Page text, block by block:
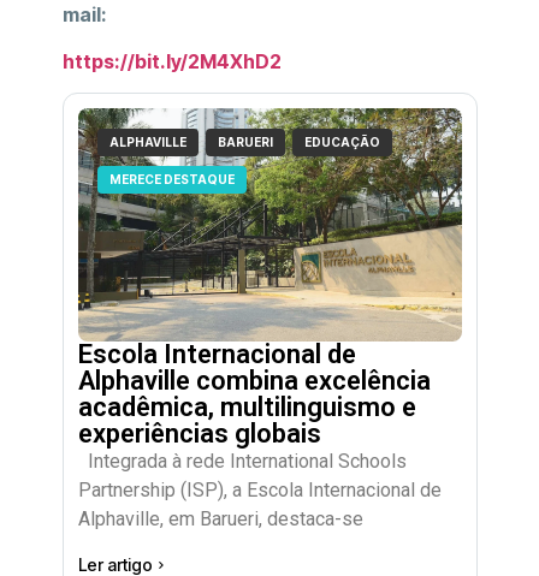
mail:
https://bit.ly/2M4XhD2
ALPHAVILLE BARUERI EDUCAÇÃO
MERECE DESTAQUE
Escola Internacional de
Alphaville combina excelência
acadêmica, multilinguismo e
experiências globais
Integrada à rede International Schools
Partnership (ISP), a Escola Internacional de
Alphaville, em Barueri, destaca-se
Ler artigo